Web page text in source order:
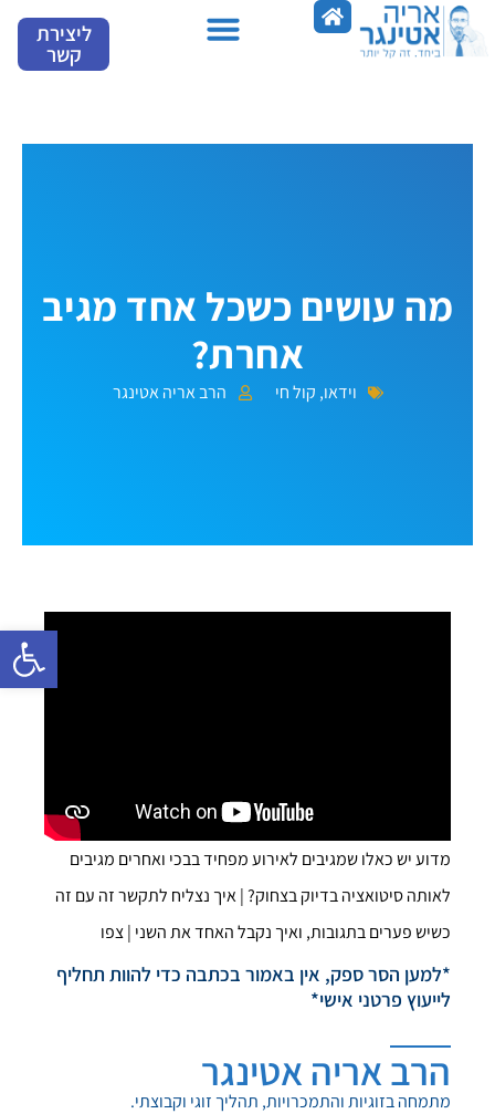
דילוג
לתוכן
ליצירת
קשר
מה עושים כשכל אחד מגיב
אחרת?
וידאו, קול חי הרב אריה אטינגר
מדוע יש כאלו שמגיבים לאירוע מפחיד בבכי ואחרים מגיבים
לאותה סיטואציה בדיוק בצחוק? | איך נצליח לתקשר זה עם זה
כשיש פערים בתגובות, ואיך נקבל האחד את השני | צפו
*למען הסר ספק, אין באמור בכתבה כדי להוות תחליף
לייעוץ פרטני אישי*
הרב אריה אטינגר
מתמחה בזוגיות והתמכרויות, תהליך זוגי וקבוצתי.
פתח